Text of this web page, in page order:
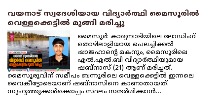
വയനാട് സ്വദേശിയായ വിദ്യാര്‍ത്ഥി മൈസൂരില്‍
വെള്ളക്കെട്ടില്‍ മുങ്ങി മരിച്ചു
മൈസൂര്‍: കാര്യമ്പാടിയിലെ ലോഡിംഗ്
തൊഴിലാളിയായ പെലച്ചിക്കല്‍
ഷാജഹാന്റെ മകനും, മൈസൂരിലെ
എല്‍.എല്‍.ബി വിദ്യാര്‍ത്ഥിയുമായ
ഷബ്‌നാസ് (21) ആണ് മരിച്ചത്.
മൈസൂരുവിന് സമീപം ബന്നൂരിലെ വെള്ളക്കെട്ടില്‍ ഇന്നലെ
വൈകീട്ടോടെയാണ് ഷബ്‌നാസിനെ കാണാതായത്.
സുഹൃത്തുക്കള്‍ക്കൊപ്പം സ്ഥലം സന്ദര്‍ശിക്കാന്‍…